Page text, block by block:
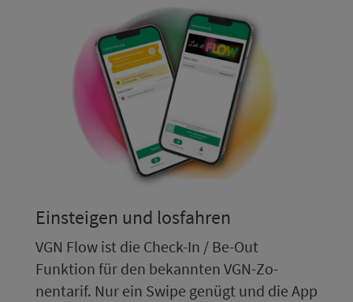
Ein­stei­gen und losfahren
VGN Flow ist die Check-In / Be-Out
Funktion für den bekannten VGN-Zo­
nentarif. Nur ein Swipe genügt und die App